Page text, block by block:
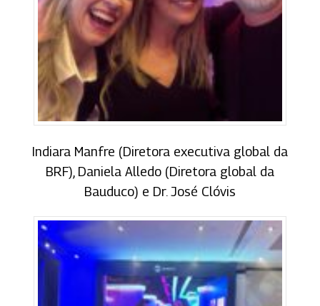
Indiara Manfre (Diretora executiva global da
BRF), Daniela Alledo (Diretora global da
Bauduco) e Dr. José Clóvis